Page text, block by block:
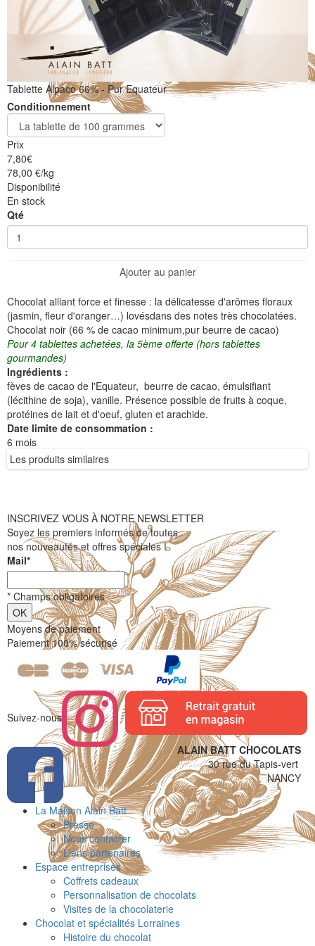
Tablette Alpaco 66% - Pur Equateur
Conditionnement
Prix
7,80€
78,00 €/kg
Disponibilité
En stock
Qté
Ajouter au panier
Chocolat alliant force et finesse : la délicatesse d'arômes floraux
(jasmin, fleur d'oranger…) lovésdans des notes très chocolatées.
Chocolat noir (66 % de cacao minimum,pur beurre de cacao)
Pour 4 tablettes achetées, la 5ème offerte (hors tablettes
gourmandes)
Ingrédients :
fèves de cacao de l'Equateur, beurre de cacao, émulsifiant
(lécithine de soja), vanille. Présence possible de fruits à coque,
protéines de lait et d'oeuf, gluten et arachide.
Date limite de consommation :
6 mois
Les produits similaires
INSCRIVEZ VOUS À NOTRE NEWSLETTER
Soyez les premiers informés de toutes
nos nouveautés et offres spéciales !
Mail*
* Champs obligatoires
Moyens de paiement
Paiement 100% sécurisé
ALAIN BATT CHOCOLATS
30 rue du Tapis-vert
NANCY
Suivez-nous
La Maison Alain Batt
Presse
Nous contacter
Liens partenaires
Espace entreprises
Coffrets cadeaux
Personnalisation de chocolats
Visites de la chocolaterie
Chocolat et spécialités Lorraines
Histoire du chocolat